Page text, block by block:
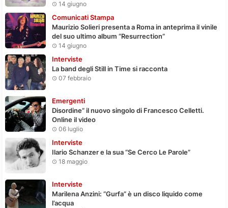
14 giugno
Comunicati Stampa
Maurizio Solieri presenta a Roma in anteprima il vinile
del suo ultimo album “Resurrection”
14 giugno
Interviste
La band degli Still in Time si racconta
07 febbraio
Emergenti
Disordine” il nuovo singolo di Francesco Celletti.
Online il video
06 luglio
Interviste
Ilario Schanzer e la sua “Se Cerco Le Parole”
18 maggio
Interviste
Marilena Anzini: “Gurfa” è un disco liquido come
l’acqua